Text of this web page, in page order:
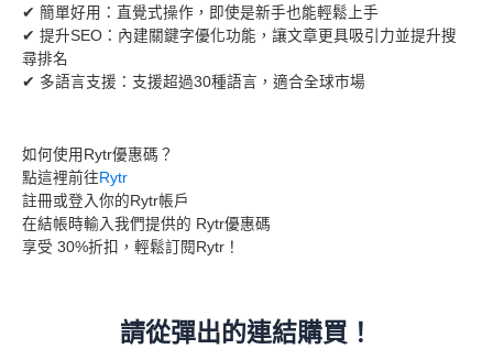
✔ 簡單好用：直覺式操作，即使是新手也能輕鬆上手
✔ 提升SEO：內建關鍵字優化功能，讓文章更具吸引力並提升搜
尋排名
✔ 多語言支援：支援超過30種語言，適合全球市場
如何使用Rytr優惠碼？
點這裡前往 Rytr
註冊或登入你的Rytr帳戶
在結帳時輸入我們提供的 Rytr優惠碼
享受 30%折扣，輕鬆訂閱Rytr！
請從彈出的連結購買！